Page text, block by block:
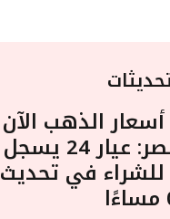
أسعار الذهب الآن
في مصر: عيار 24 يسجل
6730 للشراء في تحديث